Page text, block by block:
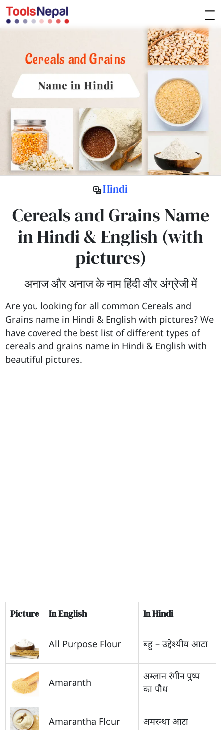
Hindi
Cereals and Grains Name
in Hindi & English (with
pictures)
अनाज और अनाज के नाम हिंदी और अंग्रेजी में
Are you looking for all common Cereals and
Grains name in Hindi & English with pictures? We
have covered the best list of different types of
cereals and grains name in Hindi & English with
beautiful pictures.
Picture In English In Hindi
All Purpose Flour बहु – उद्देश्यीय आटा
Amaranth
अम्लान रंगीन पुष्प
का पौध
Amarantha Flour अमरन्था आटा